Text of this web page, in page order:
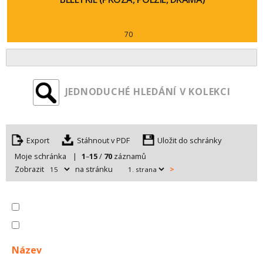
70
JEDNODUCHÉ HLEDÁNÍ V KOLEKCI
Export
Uložit do schránky
Moje schránka
| 1–15/ 70 záznamů
Zobrazit
na stránku >
Název